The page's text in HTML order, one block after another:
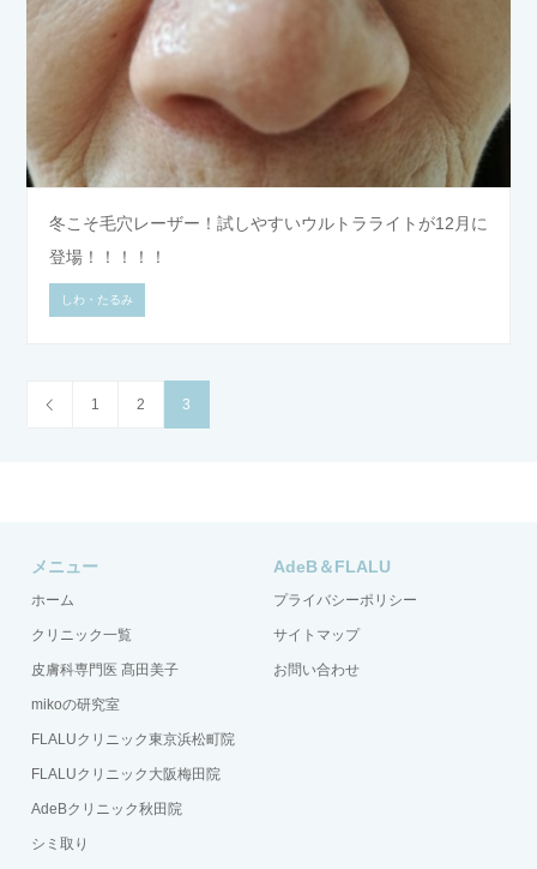
冬こそ毛穴レーザー！試しやすいウルトラライトが12月に
登場！！！！！
しわ・たるみ
1 2 3
メニュー
ホーム
クリニック一覧
皮膚科専門医 髙田美子
mikoの研究室
FLALUクリニック東京浜松町院
FLALUクリニック大阪梅田院
AdeBクリニック秋田院
シミ取り
AdeB＆FLALU
プライバシーポリシー
サイトマップ
お問い合わせ